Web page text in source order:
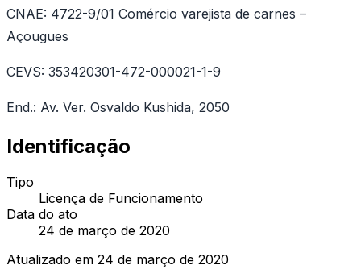
CNAE: 4722-9/01 Comércio varejista de carnes –
Açougues
CEVS: 353420301-472-000021-1-9
End.: Av. Ver. Osvaldo Kushida, 2050
Identificação
Tipo
Licença de Funcionamento
Data do ato
24 de março de 2020
Atualizado em 24 de março de 2020